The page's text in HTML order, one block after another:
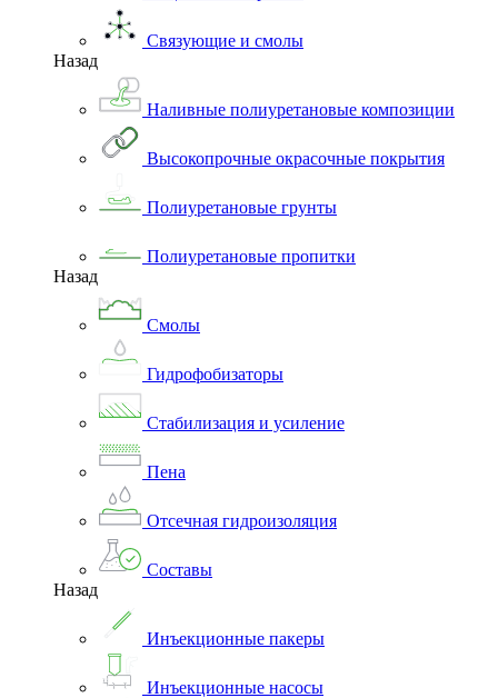
Связующие и смолы
Назад
Наливные полиуретановые композиции
Высокопрочные окрасочные покрытия
Полиуретановые грунты
Полиуретановые пропитки
Назад
Смолы
Гидрофобизаторы
Стабилизация и усиление
Пена
Отсечная гидроизоляция
Составы
Назад
Инъекционные пакеры
Инъекционные насосы